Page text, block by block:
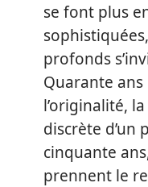
se font plus
profonds
Quarante
l’originalité,
discrète d’un
cinquante
prennent le